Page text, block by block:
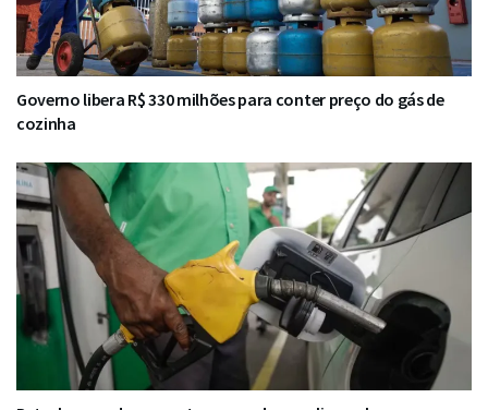
Governo libera R$ 330 milhões para conter preço do gás de
cozinha